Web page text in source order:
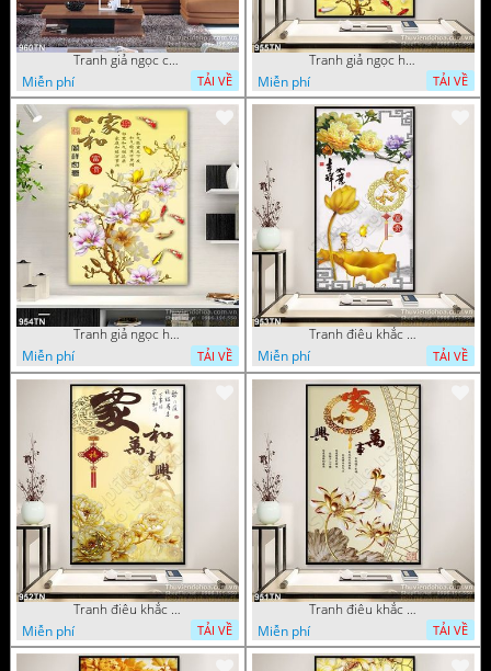
Tranh giả ngọc chim hạc và hoa cúc
Miễn phí
TẢI VỀ
Tranh giả ngọc hoa trang trí thư pháp
Miễn phí
TẢI VỀ
Tranh giả ngọc hoa mẫu trang trí
Miễn phí
TẢI VỀ
Tranh điêu khắc hoa mẫu đơn trang trí
Miễn phí
TẢI VỀ
Tranh điêu khắc gỗ hoa mẫu đơn trang trí
Miễn phí
TẢI VỀ
Tranh điêu khắc hoa sen thư pháp
Miễn phí
TẢI VỀ